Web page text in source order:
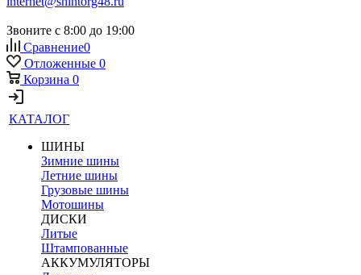
Звоните с 8:00 до 19:00
Сравнение0
Отложенные 0
Корзина 0
КАТАЛОГ
ШИНЫ
Зимние шины
Летние шины
Грузовые шины
Мотошины
ДИСКИ
Литые
Штампованные
АККУМУЛЯТОРЫ